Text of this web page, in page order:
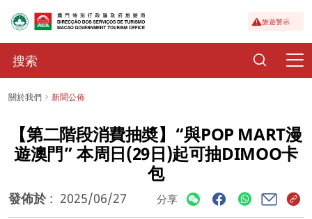
旅遊警示
關於我們 新聞公佈
【第二階段消費抽奬】“與POP MART漫
遊澳門” 本周日(29日)起可抽DIMOO卡
包
發佈於 : 2025/06/27 分享